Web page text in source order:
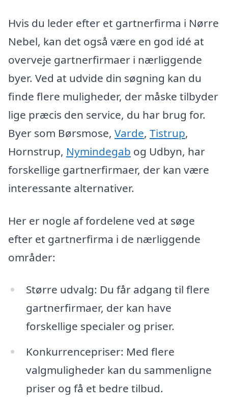
Hvis du leder efter et gartnerfirma i Nørre
Nebel, kan det også være en god idé at
overveje gartnerfirmaer i nærliggende
byer. Ved at udvide din søgning kan du
finde flere muligheder, der måske tilbyder
lige præcis den service, du har brug for.
Byer som Børsmose, Varde, Tistrup,
Hornstrup, Nymindegab og Udbyn, har
forskellige gartnerfirmaer, der kan være
interessante alternativer.
Her er nogle af fordelene ved at søge
efter et gartnerfirma i de nærliggende
områder:
Større udvalg: Du får adgang til flere
gartnerfirmaer, der kan have
forskellige specialer og priser.
Konkurrencepriser: Med flere
valgmuligheder kan du sammenligne
priser og få et bedre tilbud.